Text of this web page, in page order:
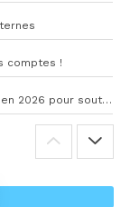
comptes !
La somme astronomique injectée par McCourt en 2026 pour soutenir l’OM